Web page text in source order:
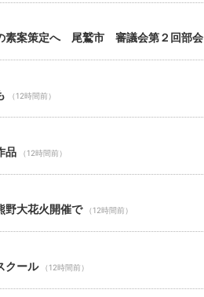
素案策定へ 尾鷲市 審議会第２回部会
（12時間前）
品 （12時間前）
大花火開催で （12時間前）
クール （12時間前）